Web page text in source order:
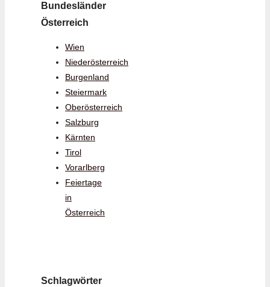
Bundesländer
Österreich
Wien
Niederösterreich
Burgenland
Steiermark
Oberösterreich
Salzburg
Kärnten
Tirol
Vorarlberg
Feiertage
in
Österreich
Schlagwörter